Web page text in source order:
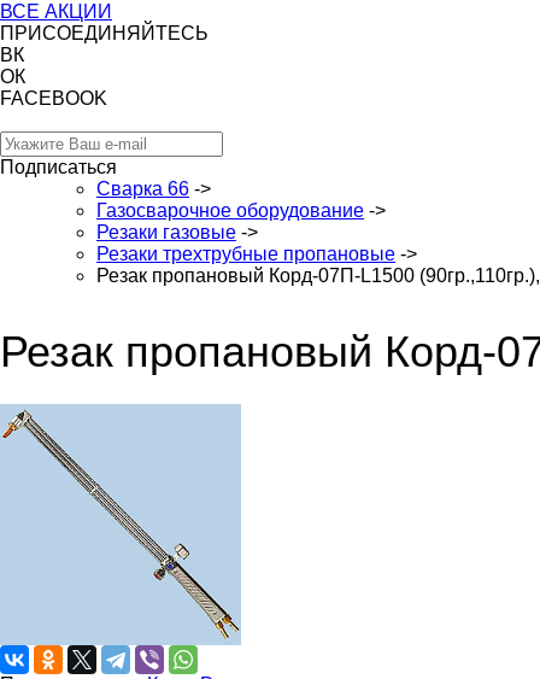
ВСЕ АКЦИИ
ПРИСОЕДИНЯЙТЕСЬ
ВК
ОК
FACEBOOK
Подписаться
Сварка 66 ->
Газосварочное оборудование ->
Резаки газовые ->
Резаки трехтрубные пропановые ->
Резак пропановый Корд-07П-L1500
Резак пропановый Корд-